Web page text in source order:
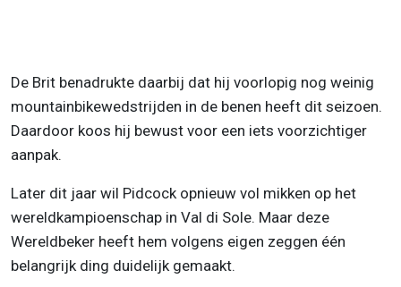
De Brit benadrukte daarbij dat hij voorlopig nog weinig
mountainbikewedstrijden in de benen heeft dit seizoen.
Daardoor koos hij bewust voor een iets voorzichtiger
aanpak.
Later dit jaar wil Pidcock opnieuw vol mikken op het
wereldkampioenschap in Val di Sole. Maar deze
Wereldbeker heeft hem volgens eigen zeggen één
belangrijk ding duidelijk gemaakt.